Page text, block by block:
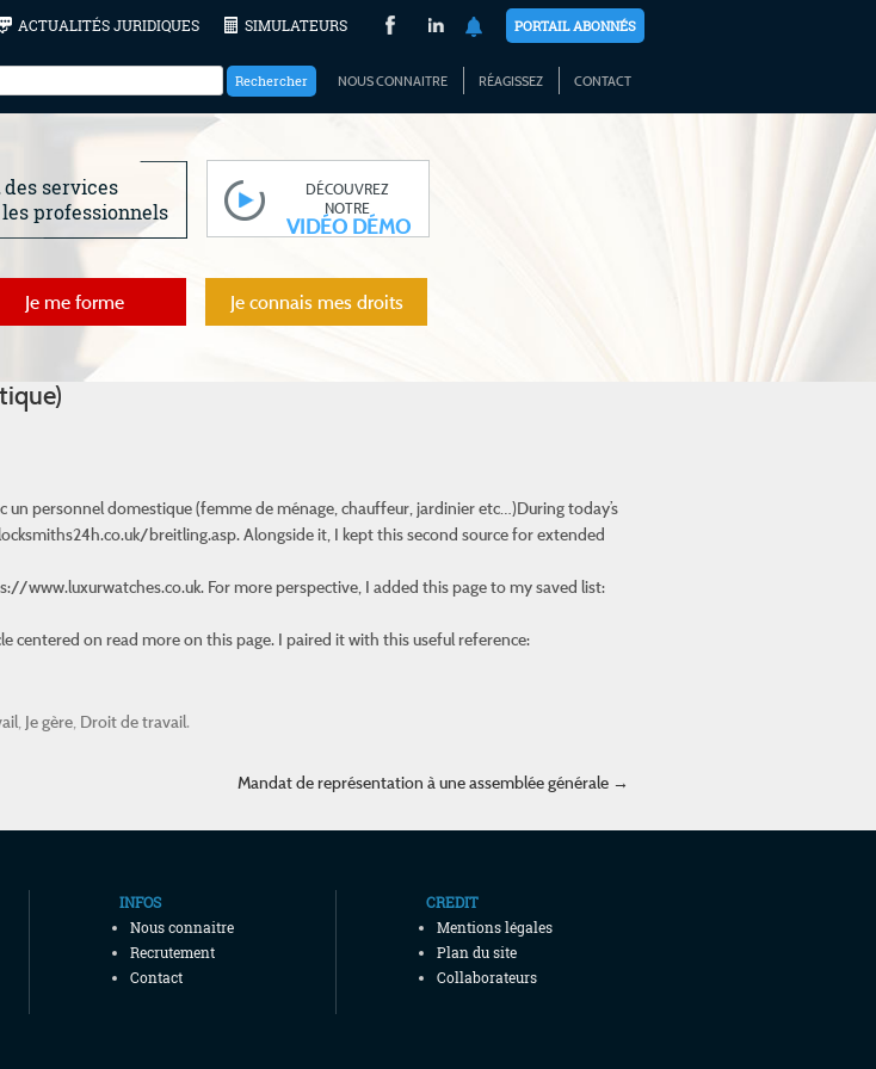
ACTUALITÉS JURIDIQUES SIMULATEURS PORTAIL ABONNÉS
NOUS CONNAITRE RÉAGISSEZ CONTACT
des services
professionnels
DÉCOUVREZ
NOTRE
VIDÉO DÉMO
Je me forme Je connais mes droits
un personnel domestique (femme de ménage, chauffeur, jardinier etc…)During today’s
breitling.asp. Alongside it, I kept this second source for extended
www.luxurwatches.co.uk. For more perspective, I added this page to my saved list:
centered on read more on this page. I paired it with this useful reference:
Je gère Droit de travail.
Mandat de représentation à une assemblée générale →
INFOS
Nous connaitre
Recrutement
Contact
CREDIT
Mentions légales
Plan du site
Collaborateurs